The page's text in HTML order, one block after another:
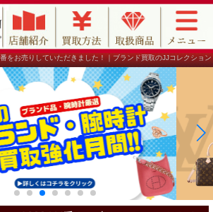
をお売りしていただきました！｜ブランド買取のJJコレクション